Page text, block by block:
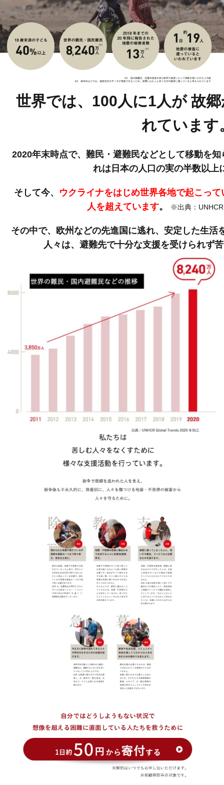
世界では、100人に1人が故郷
れています
2020年末時点で、難民・避難民などとして移動を
れは日本の人口の実の半数以上
そして今、 ウクライナをはじめ世界各地で起こっ
人を超えています。 ※出典：
その中で、欧州などの先進国に逃れ、安定した生活
人々は、避難先で十分な支援を受けられず